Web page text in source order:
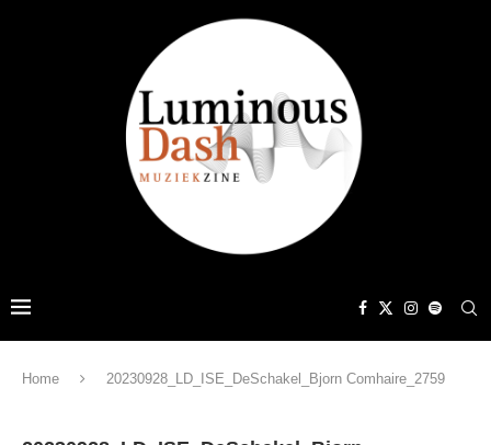
Home 20230928_LD_ISE_DeSchakel_Bjorn Comhaire_2759